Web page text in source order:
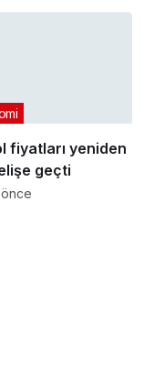
fiyatları yeniden
geçti